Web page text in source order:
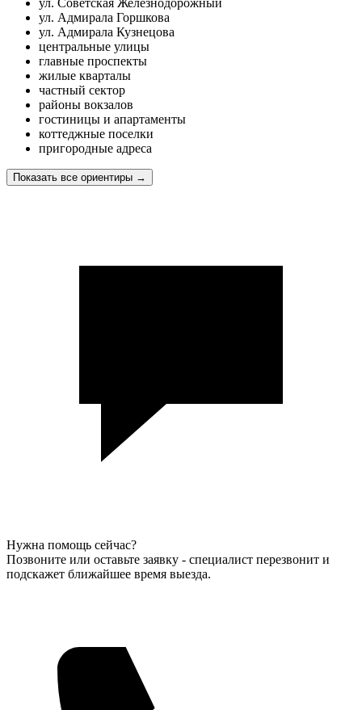
ул. Адмирала Горшкова
ул. Адмирала Кузнецова
центральные улицы
главные проспекты
жилые кварталы
частный сектор
районы вокзалов
гостиницы и апартаменты
коттеджные поселки
пригородные адреса
Показать все ориентиры →
Нужна помощь сейчас?
Позвоните или оставьте заявку - специалист перезвонит и
подскажет ближайшее время выезда.